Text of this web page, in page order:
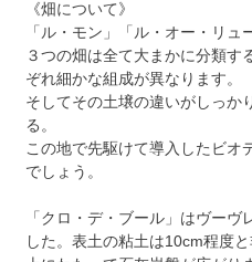
《畑について》
「ル・モン」「ル・オー・リュ
３つの畑は全て大まかに分類す
ぞれ細かな組成が異なります。
そしてその土壌の違いがしっか
る。
この地で先駆けて導入したビオ
でしょう。
「クロ・デ・ブール」はヴー
した。表土の粘土は10cm程度